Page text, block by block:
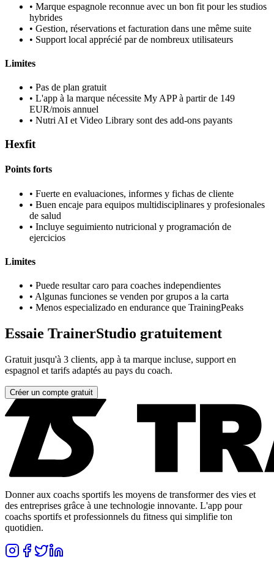
• Marque espagnole reconnue avec un bon fit pour les studios
hybrides
• Gestion, réservations et facturation dans une même suite
• Support local apprécié par de nombreux utilisateurs
Limites
• Pas de plan gratuit
• L'app à la marque nécessite My APP à partir de 149
EUR/mois annuel
• Nutri AI et Video Library sont des add-ons payants
Hexfit
Points forts
• Fuerte en evaluaciones, informes y fichas de cliente
• Buen encaje para equipos multidisciplinares y profesionales
de salud
• Incluye seguimiento nutricional y programación de
ejercicios
Limites
• Puede resultar caro para coaches independientes
• Algunas funciones se venden por grupos a la carta
• Menos especializado en endurance que TrainingPeaks
Essaie TrainerStudio gratuitement
Gratuit jusqu'à 3 clients, app à ta marque incluse, support en
espagnol et tarifs adaptés au pays du coach.
Créer un compte gratuit
Donner aux coachs sportifs les moyens de transformer des vies et
des entreprises grâce à une technologie innovante. L'app pour
coachs sportifs et professionnels du fitness qui simplifie ton
quotidien.